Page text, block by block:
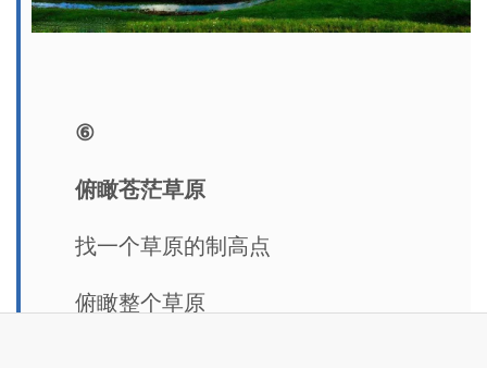
⑥
俯瞰苍茫草原
找一个草原的制高点
俯瞰整个草原